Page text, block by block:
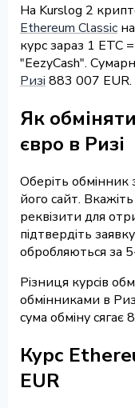
На Kurslog 2
Ethereum Classic на
курс зараз 1 ETC
"EezyCash".
Ризі 883 007 EUR.
Як
євро в Ризі
Оберіть обмінник
його сайт.
реквізити для
підтвердіть
обробляються за
Різниця курсів
обмінниками в
сума обміну
Курс
EUR